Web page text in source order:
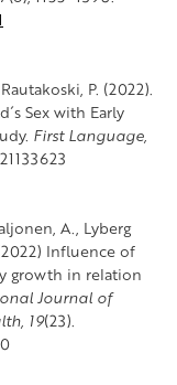
P. (2022).
Sex with Early
First Language,
A., Lyberg
Influence of
growth in relation
Journal of
19(23).